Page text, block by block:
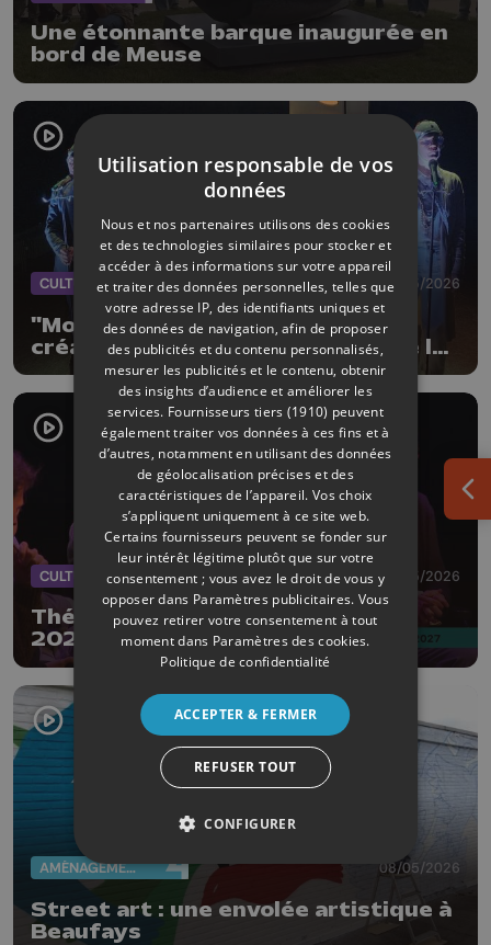
Une étonnante barque inaugurée en
bord de Meuse
CULTURE 19/05/2026
"Mou du ventre" : la nouvelle
création collective du Théâtre de la
Renaissance
CULTURE 12/05/2026
Théâtre de Liège : saison 2026-
2027
AMÉNAGEMENT DU TERRITOIRE 08/05/2026
Street art : une envolée artistique à
Beaufays
Utilisation responsable de vos
données
Nous et nos partenaires utilisons des cookies
et des technologies similaires pour stocker et
accéder à des informations sur votre appareil
et traiter des données personnelles, telles que
votre adresse IP, des identifiants uniques et
des données de navigation, afin de proposer
des publicités et du contenu personnalisés,
mesurer les publicités et le contenu, obtenir
des insights d’audience et améliorer les
services. Fournisseurs tiers (1910) peuvent
également traiter vos données à ces fins et à
d’autres, notamment en utilisant des données
de géolocalisation précises et des
caractéristiques de l’appareil. Vos choix
s’appliquent uniquement à ce site web.
Certains fournisseurs peuvent se fonder sur
leur intérêt légitime plutôt que sur votre
consentement ; vous avez le droit de vous y
opposer dans Paramètres publicitaires. Vous
pouvez retirer votre consentement à tout
moment dans Paramètres des cookies.
Politique de confidentialité
ACCEPTER & FERMER
REFUSER TOUT
CONFIGURER